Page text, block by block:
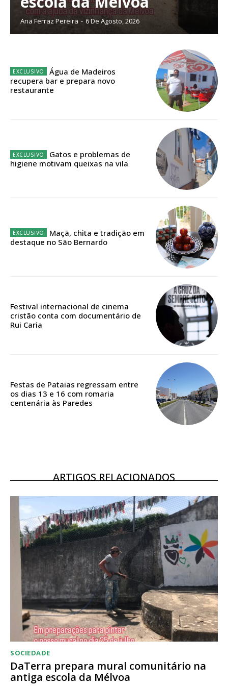
32
Edição em papel entregue à Quinta-feira em sua
casa
Acesso ao conteúdo online
Acesso aos conteúdos Exclusivos para
Escolha o plano
DIGITAL ANUAL
16€
Acesso ao conteúdo online
Acesso aos conteúdos Exclusivos para
Ana Ferraz Pereira - 6 De Agosto, 2026
Água de Madeiros
recupera bar e prepara novo
restaurante
Gatos e problemas de
higiene motivam queixas na vila
Maçã, chita e tradição em
destaque no São Bernardo
Festival internacional de cinema
cristão conta com documentário de
Rui Caria
Festas de Pataias regressam entre
os dias 13 e 16 com romaria
centenária às Paredes
ARTIGOS RELACIONADOS
SOCIEDADE
DaTerra prepara mural comunitário na
antiga escola da Mélvoa